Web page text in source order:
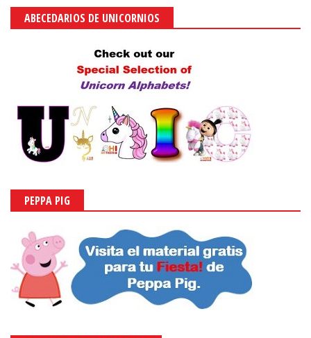
ABECEDARIOS DE UNICORNIOS
PEPPA PIG